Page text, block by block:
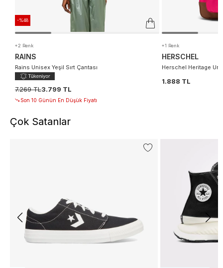
-%48
+2 Renk
RAINS
Rains Unisex Yeşil Sırt Çantası
7.269 TL3.799 TL
Son 10 Günün En Düşük Fiyatı
+1 Renk
HERSCHEL
Herschel Heritage
1.888 TL
Çok Satanlar